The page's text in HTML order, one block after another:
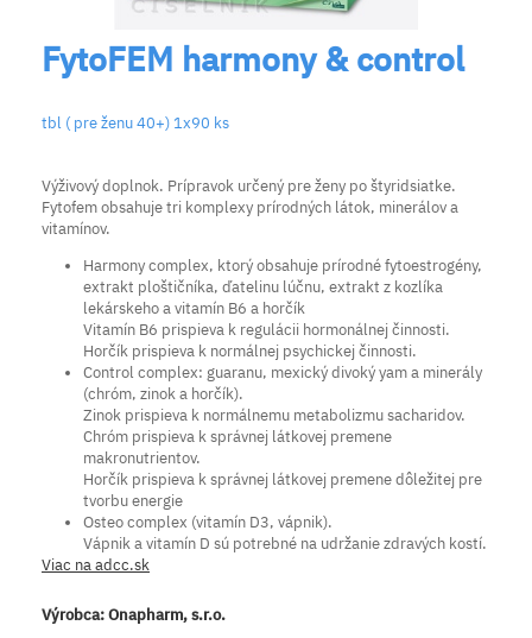
FytoFEM harmony & control
tbl ( pre ženu 40+) 1x90 ks
Výživový doplnok. Prípravok určený pre ženy po štyridsiatke.
Fytofem obsahuje tri komplexy prírodných látok, minerálov a
vitamínov.
Harmony complex, ktorý obsahuje prírodné fytoestrogény,
extrakt ploštičníka, ďatelinu lúčnu, extrakt z kozlíka
lekárskeho a vitamín B6 a horčík
Vitamín B6 prispieva k regulácii hormonálnej činnosti.
Horčík prispieva k normálnej psychickej činnosti.
Control complex: guaranu, mexický divoký yam a minerály
(chróm, zinok a horčík).
Zinok prispieva k normálnemu metabolizmu sacharidov.
Chróm prispieva k správnej látkovej premene
makronutrientov.
Horčík prispieva k správnej látkovej premene dôležitej pre
tvorbu energie
Osteo complex (vitamín D3, vápnik).
Vápnik a vitamín D sú potrebné na udržanie zdravých kostí.
Viac na adcc.sk
Výrobca:Onapharm, s.r.o.